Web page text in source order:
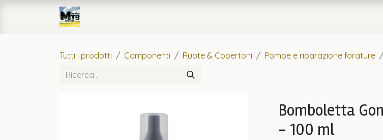
Passa al contenuto
Tutti i prodotti Componenti Ruote & Copertoni Pompe e riparazione forature
Bomboletta
- 100 ml